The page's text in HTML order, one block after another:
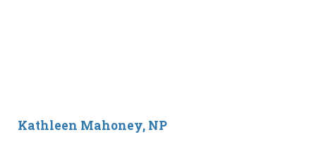
Kathleen Mahoney, NP